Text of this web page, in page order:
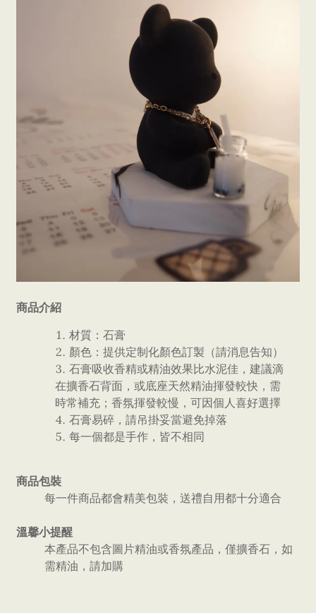
商品介紹
材質：石膏
顏色：提供定制化顏色訂製（請消息告知）
石膏吸收香精或精油效果比水泥佳，建議滴
在擴香石背面，或底座天然精油揮發較快，需
時常補充；香氛揮發較慢，可因個人喜好選擇
石膏易碎，請吊掛妥當避免掉落
每一個都是手作，皆不相同
商品包裝
每一件商品都會精美包裝，送禮自用都十分適合
溫馨小提醒
本產品不包含圖片精油或香氛產品，僅擴香石，如
需精油，請加購